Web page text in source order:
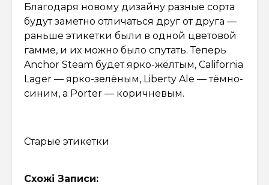
Благодаря новому дизайну разные сорта
будут заметно отличаться друг от друга —
раньше этикетки были в одной цветовой
гамме, и их можно было спутать. Теперь
Anchor Steam будет ярко-жёлтым, California
Lager — ярко-зелёным, Liberty Ale — тёмно-
синим, а Porter — коричневым.
Старые этикетки
Схожі Записи: